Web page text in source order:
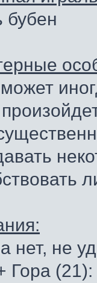
бубен
нет, не
Гора